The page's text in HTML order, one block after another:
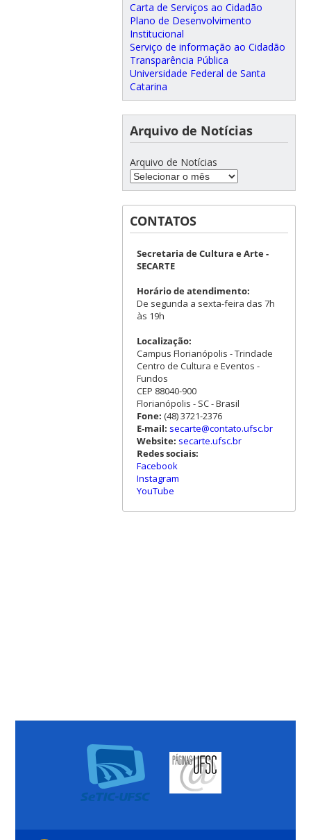
Carta de Serviços ao Cidadão
Plano de Desenvolvimento
Institucional
Serviço de informação ao Cidadão
Transparência Pública
Universidade Federal de Santa
Catarina
Arquivo de Notícias
Arquivo de Notícias
CONTATOS
Secretaria de Cultura e Arte -
SECARTE
Horário de atendimento:
De segunda a sexta-feira das 7h
às 19h
Localização:
Campus Florianópolis - Trindade
Centro de Cultura e Eventos -
Fundos
CEP 88040-900
Florianópolis - SC - Brasil
Fone: (48) 3721-2376
E-mail: secarte@contato.ufsc.br
Website: secarte.ufsc.br
Redes sociais:
Facebook
Instagram
YouTube